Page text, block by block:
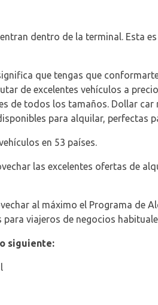
dentro de la terminal. Esta
que tengas que
de excelentes vehículos a
de todos los tamaños. Dollar car
para alquilar, perfectas
en 53 países.
las excelentes ofertas de
al máximo el Programa de
viajeros de negocios
siguiente: